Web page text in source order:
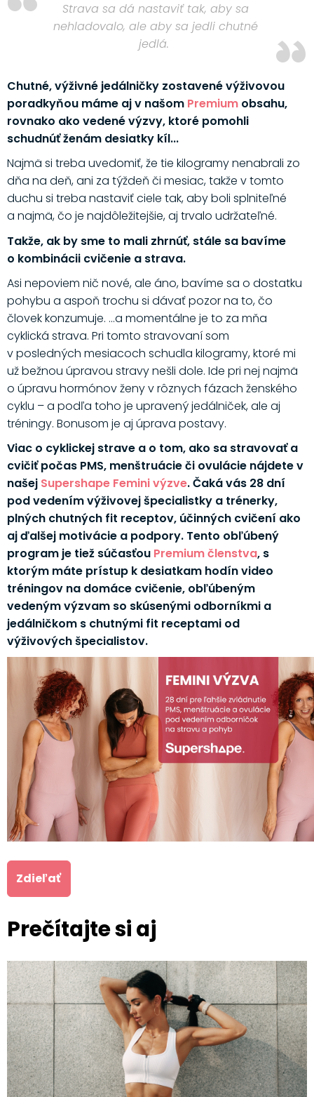
Strava sa dá nastaviť tak, aby sa
nehladovalo, ale aby sa jedli chutné
jedlá.
Chutné, výživné jedálničky zostavené výživovou
poradkyňou máme aj v našom Premiumobsahu,
rovnako ako vedené výzvy, ktoré pomohli
schudnúť ženám desiatky kíl...
Najmä si treba uvedomiť, že tie kilogramy nenabrali zo
dňa na deň, ani za týždeň či mesiac, takže v tomto
duchu si treba nastaviť ciele tak, aby boli splniteľné
a najmä, čo je najdôležitejšie, aj trvalo udržateľné.
Takže, ak by sme to mali zhrnúť, stále sa bavíme
o kombinácii cvičenie a strava.
Asi nepoviem nič nové, ale áno, bavíme sa o dostatku
pohybu a aspoň trochu si dávať pozor na to, čo
človek konzumuje. ...a momentálne je to za mňa
cyklická strava. Pri tomto stravovaní som
v posledných mesiacoch schudla kilogramy, ktoré mi
už bežnou úpravou stravy nešli dole. Ide pri nej najmä
o úpravu hormónov ženy v rôznych fázach ženského
cyklu – a podľa toho je upravený jedálniček, ale aj
tréningy. Bonusom je aj úprava postavy.
Viac o cyklickej strave a o tom, ako sa stravovať a
cvičiť počas PMS, menštruácie či ovulácie nájdete v
našej Supershape Femini výzve. Čaká vás 28 dní
pod vedením výživovej špecialistky a trénerky,
plných chutných fit receptov, účinných cvičení ako
aj ďalšej motivácie a podpory. Tento obľúbený
program je tiež súčasťou Premium členstva, s
ktorým máte prístup k desiatkam hodín video
tréningov na domáce cvičenie, obľúbeným
vedeným výzvam so skúsenými odborníkmi a
jedálničkom s chutnými fit receptami od
výživových špecialistov.
Zdieľať
Prečítajte si aj